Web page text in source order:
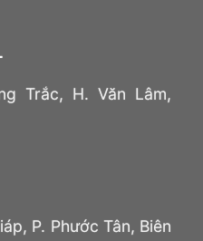
Trắc, H. Văn Lâm,
P. Phước Tân, Biên